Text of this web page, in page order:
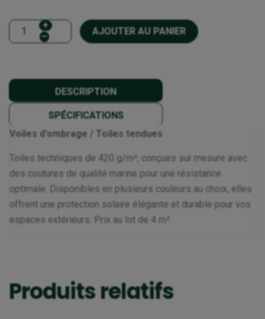
+
–
AJOUTER AU PANIER
DESCRIPTION
SPÉCIFICATIONS
Voiles d'ombrage / Toiles tendues
Toiles techniques de 420 g/m², conçues sur mesure avec
des coutures de qualité marine pour une résistance
optimale. Disponibles en plusieurs couleurs au choix, elles
offrent une protection solaire élégante et durable pour vos
espaces extérieurs. Prix au lot de 4 m².
Produits relatifs